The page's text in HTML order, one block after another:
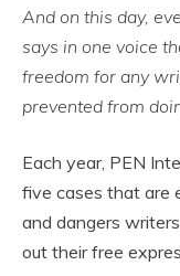
And on this day,
says in one voice
freedom for any
prevented from
Each year, PEN
five cases that are
and dangers
out their free